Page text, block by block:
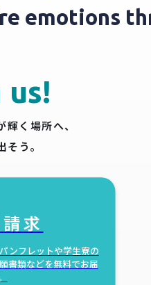
emotions
us!
く場所へ、
そう。
求
ンフレットや学生寮の
書類などを無料でお届